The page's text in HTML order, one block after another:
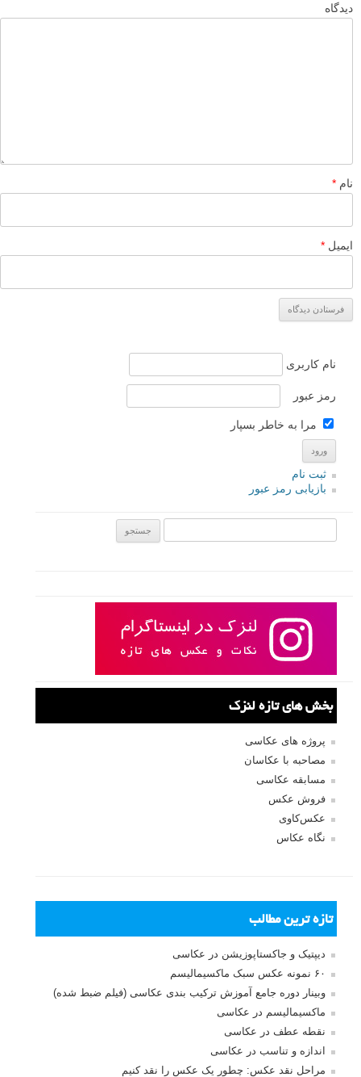
دیدگاه
نام *
ایمیل *
نام کاربری
رمز عبور
مرا به خاطر بسپار
ثبت نام
بازیابی رمز عبور
بخش های تازه لنزک
پروژه های عکاسی
مصاحبه با عکاسان
مسابقه عکاسی
فروش عکس
عکس‌کاوی
نگاه عکاس
تازه ترین مطالب
دیپتیک و جاکستا‌پوزیشن در عکاسی
۶۰ نمونه عکس سبک ماکسیمالیسم
وبینار دوره جامع آموزش ترکیب بندی عکاسی (فیلم ضبط شده)
ماکسیمالیسم در عکاسی
نقطه عطف در عکاسی
اندازه و تناسب در عکاسی
مراحل نقد عکس: چطور یک عکس را نقد کنیم